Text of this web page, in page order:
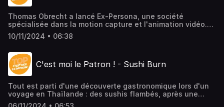
Thomas Obrecht a lancé Ex-Persona, une société
spécialisée dans la motion capture et l'animation vidéo.
Cet ancien animateur graphiste d'un studio parisien a
voulu développer sa propre vision artistique du métier,
sans renier l'éthique ? Thomas fait partie des lauréats du
Réseau Entreprendre Alsace.> L'épisode en vidéo ici
10/11/2024 • 06:38
C'est moi le Patron ! - Sushi Burn
Tout est parti d'une découverte gastronomique lors d'un
voyage en Thaïlande : des sushis flambés, après une
marinade d'épices thaï. Marvin Gül se rend alors compte